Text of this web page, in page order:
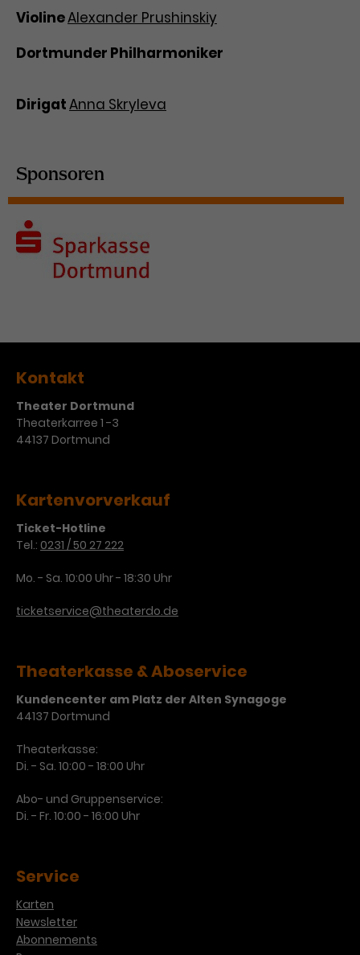
ViolineAlexander Prushinskiy
Dortmunder Philharmoniker
DirigatAnna Skryleva
Sponsoren
Kontakt
Theater Dortmund
Theaterkarree 1 -3
44137 Dortmund
Kartenvorverkauf
Ticket-Hotline
Tel.: 0231 / 50 27 222
Mo. - Sa. 10:00 Uhr - 18:30 Uhr
ticketservice@theaterdo.de
Theaterkasse & Aboservice
Kundencenter am Platz der Alten Synagoge
44137 Dortmund
Theaterkasse:
Di. - Sa. 10:00 - 18:00 Uhr
Abo- und Gruppenservice:
Di. - Fr. 10:00 - 16:00 Uhr
Service
Karten
Newsletter
Abonnements